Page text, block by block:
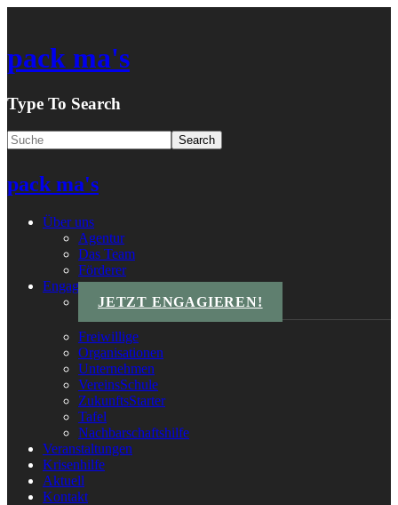
pack ma's
Type To Search
pack ma's
Über uns
Agentur
Das Team
Förderer
Engagements
JETZT ENGAGIEREN!
Freiwillige
Organisationen
Unternehmen
VereinsSchule
ZukunftsStarter
Tafel
Nachbarschaftshilfe
Veranstaltungen
Krisenhilfe
Aktuell
Kontakt